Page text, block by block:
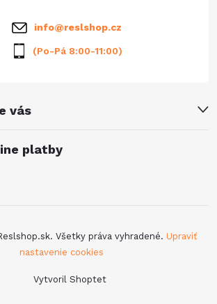
vás
info@reslshop.cz
(Po-Pá 8:00-11:00)
platby
Vytvoril Shoptet
. Všetky práva vyhradené. Upraviť
nastavenie cookies